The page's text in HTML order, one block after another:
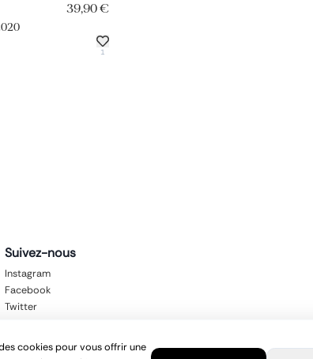
39,90 €
1
Suivez-nous
Instagram
Facebook
Twitter
cookies pour vous offrir une